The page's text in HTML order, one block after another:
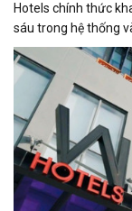
Hotels chính thức
sáu trong hệ thống